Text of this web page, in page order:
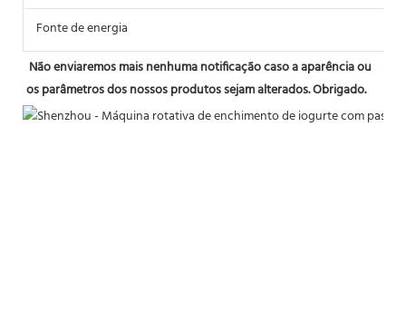
Fonte de energia
Não enviaremos mais nenhuma notificação caso a aparência ou
os parâmetros dos nossos produtos sejam alterados. Obrigado.